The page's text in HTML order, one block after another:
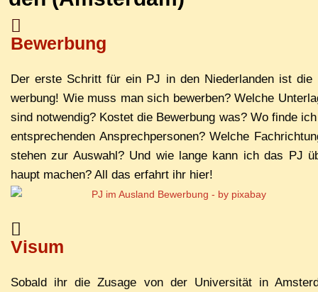
Bewerbung
Der ers­te Schritt für ein PJ in den Nie­der­lan­den ist
wer­bung! Wie muss man sich be­wer­ben? Wel­che
sind not­wen­dig? Kos­tet die Be­wer­bung was? Wo fin­de
ent­spre­chen­den An­sprech­per­so­nen? Wel­che
ste­hen zur Aus­wahl? Und wie lan­ge kann ich das PJ
haupt ma­chen? All das er­fahrt ihr hier!
Visum
So­bald ihr die Zu­sa­ge von der Uni­ver­si­tät in